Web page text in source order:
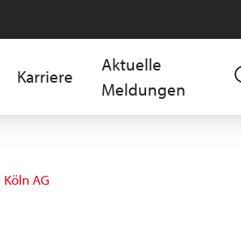
Karriere
Aktuelle
Meldungen
AG